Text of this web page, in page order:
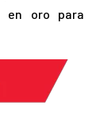
en oro para